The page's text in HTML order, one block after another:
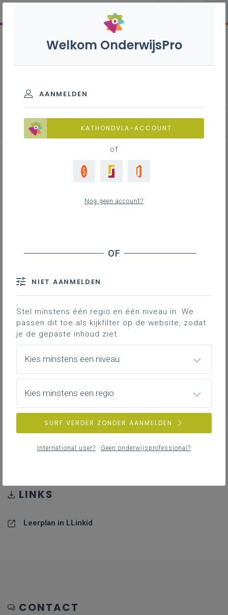
Leerplan
Hieronder vind je de definitieve en
volledig afgewerkte versie van het
leerplan in Word; enkel deze versie
is geldig voor de volledige 3de
graad vanaf 1 september 2024.
DOWNLOADS
WORD 315KB
LINKS
Leerplan in LLinkid
CONTACT
Welkom OnderwijsPro
AANMELDEN
KATHONDVLA-ACCOUNT
of
Nog geen account?
NIET AANMELDEN
Stel minstens één regio en één niveau in. We
passen dit toe als kijkfilter op de website, zodat
je de gepaste inhoud ziet.
Kies minstens een niveau
Kies minstens een regio
SURF VERDER ZONDER AANMELDEN
International user? Geen onderwijsprofessional?